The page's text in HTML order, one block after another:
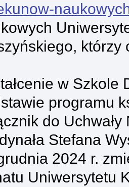
którzy
w Szkole
programu
do
Stefana
2024 r.
Uniwersytetu